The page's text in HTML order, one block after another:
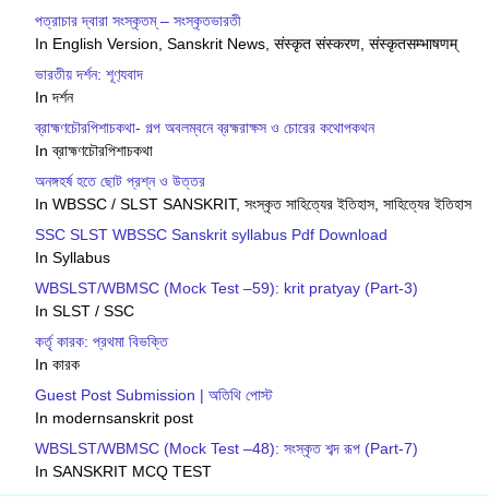
পত্রাচার দ্বারা সংস্কৃতম্ – সংস্কৃতভারতী
In English Version, Sanskrit News, संस्कृत संस्करण, संस्कृतसम्भाषणम्
ভারতীয় দর্শন: শূণ‍্যবাদ
In দর্শন
ব্রাহ্মণচৌরপিশাচকথা- গল্প অবলম্বনে ব্রহ্মরাক্ষস ও চোরের কথোপকথন
In ব্রাহ্মণচৌরপিশাচকথা
অনঙ্গহর্ষ হতে ছোট প্রশ্ন ও উত্তর
In WBSSC / SLST SANSKRIT, সংস্কৃত সাহিত্যের ইতিহাস, সাহিত্যের ইতিহাস
SSC SLST WBSSC Sanskrit syllabus Pdf Download
In Syllabus
WBSLST/WBMSC (Mock Test –59): krit pratyay (Part-3)
In SLST / SSC
কর্তৃ কারক: প্রথমা বিভক্তি
In কারক
Guest Post Submission | অতিথি পোস্ট
In modernsanskrit post
WBSLST/WBMSC (Mock Test –48): সংস্কৃত শব্দ রূপ (Part-7)
In SANSKRIT MCQ TEST